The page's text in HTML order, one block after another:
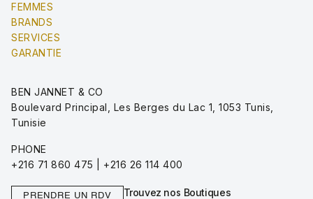
FEMMES
BRANDS
SERVICES
GARANTIE
BEN JANNET & CO
Boulevard Principal, Les Berges du Lac 1, 1053 Tunis,
Tunisie
PHONE
+216 71 860 475 | +216 26 114 400
PRENDRE UN RDV Trouvez nos Boutiques